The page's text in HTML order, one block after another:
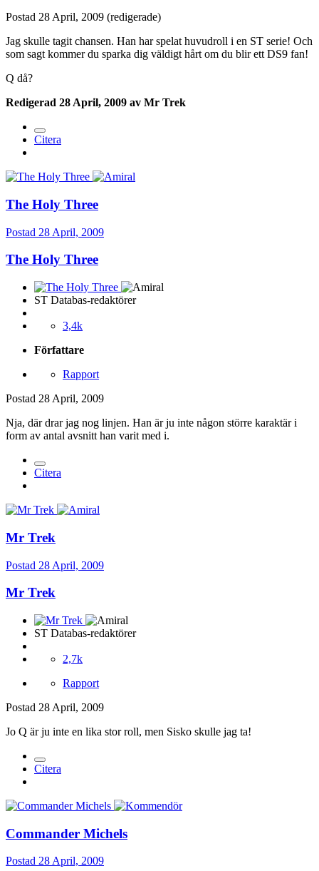
Postad 28 April, 2009 (redigerade)
Jag skulle tagit chansen. Han har spelat huvudroll i en ST serie! Och
som sagt kommer du sparka dig väldigt hårt om du blir ett DS9 fan!
Q då?
Redigerad 28 April, 2009 av Mr Trek
Citera
The Holy Three
Postad 28 April, 2009
The Holy Three
ST Databas-redaktörer
3,4k
Författare
Rapport
Postad 28 April, 2009
Nja, där drar jag nog linjen. Han är ju inte någon större karaktär i
form av antal avsnitt han varit med i.
Citera
Mr Trek
Postad 28 April, 2009
Mr Trek
ST Databas-redaktörer
2,7k
Rapport
Postad 28 April, 2009
Jo Q är ju inte en lika stor roll, men Sisko skulle jag ta!
Citera
Commander Michels
Postad 28 April, 2009